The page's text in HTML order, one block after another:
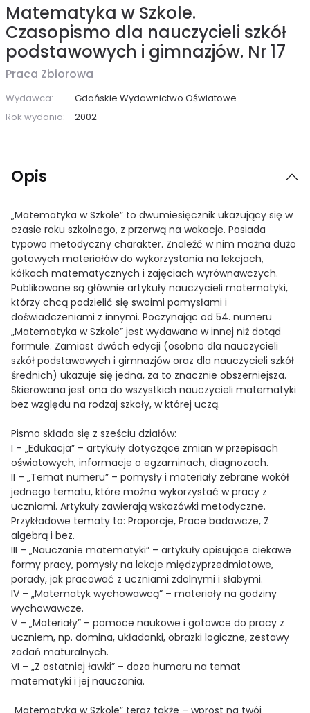
Matematyka w Szkole.
Czasopismo dla nauczycieli szkół
podstawowych i gimnazjów. Nr 17
Praca Zbiorowa
Wydawca:
Gdańskie Wydawnictwo Oświatowe
Rok wydania:
2002
Opis
„Matematyka w Szkole” to dwumiesięcznik ukazujący się w
czasie roku szkolnego, z przerwą na wakacje. Posiada
typowo metodyczny charakter. Znaleźć w nim można dużo
gotowych materiałów do wykorzystania na lekcjach,
kółkach matematycznych i zajęciach wyrównawczych.
Publikowane są głównie artykuły nauczycieli matematyki,
którzy chcą podzielić się swoimi pomysłami i
doświadczeniami z innymi. Poczynając od 54. numeru
„Matematyka w Szkole” jest wydawana w innej niż dotąd
formule. Zamiast dwóch edycji (osobno dla nauczycieli
szkół podstawowych i gimnazjów oraz dla nauczycieli szkół
średnich) ukazuje się jedna, za to znacznie obszerniejsza.
Skierowana jest ona do wszystkich nauczycieli matematyki
bez względu na rodzaj szkoły, w której uczą.
Pismo składa się z sześciu działów:
I – „Edukacja” – artykuły dotyczące zmian w przepisach
oświatowych, informacje o egzaminach, diagnozach.
II – „Temat numeru” – pomysły i materiały zebrane wokół
jednego tematu, które można wykorzystać w pracy z
uczniami. Artykuły zawierają wskazówki metodyczne.
Przykładowe tematy to: Proporcje, Prace badawcze, Z
algebrą i bez.
III – „Nauczanie matematyki” – artykuły opisujące ciekawe
formy pracy, pomysły na lekcje międzyprzedmiotowe,
porady, jak pracować z uczniami zdolnymi i słabymi.
IV – „Matematyk wychowawcą” – materiały na godziny
wychowawcze.
V – „Materiały” – pomoce naukowe i gotowce do pracy z
uczniem, np. domina, układanki, obrazki logiczne, zestawy
zadań maturalnych.
VI – „Z ostatniej ławki” – doza humoru na temat
matematyki i jej nauczania.
„Matematyka w Szkole” teraz także – wprost na twój